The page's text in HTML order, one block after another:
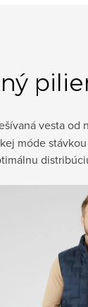
vesta od
móde